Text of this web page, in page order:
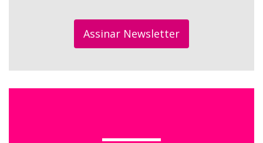
Assinar Newsletter